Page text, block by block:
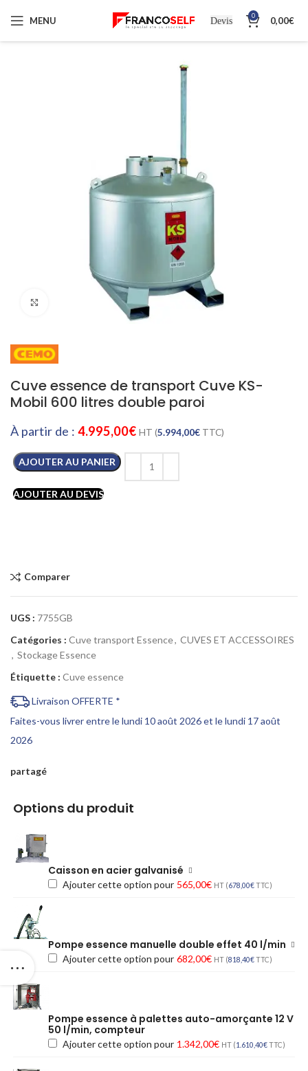
MENU Devis 0 0,00€
Cliquez pour agrandir
Cuve essence de transport Cuve KS-
Mobil 600 litres double paroi
À partir de : 4.995,00€ HT (5.994,00€ TTC)
AJOUTER AU PANIER
AJOUTER AU DEVIS
Comparer
UGS : 7755GB
Catégories : Cuve transport Essence, CUVES ET ACCESSOIRES
, Stockage Essence
Étiquette : Cuve essence
Livraison OFFERTE *
Faites-vous livrer entre le lundi 10 août 2026 et le lundi 17 août
2026
partagé
Options du produit
Caisson en acier galvanisé
Ajouter cette option pour 565,00€ HT (678,00€TTC)
Pompe essence manuelle double effet 40 l/min
Ajouter cette option pour 682,00€ HT (818,40€TTC)
Pompe essence à palettes auto-amorçante 12 V
50 l/min, compteur
Ajouter cette option pour 1.342,00€ HT (1.610,40€TTC)